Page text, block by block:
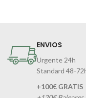
ENVIOS
Urgente 24h
Standard 48-
+100€ GRATIS